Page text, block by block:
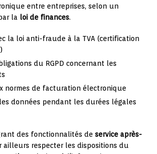
entre entreprises, selon un
la loi de finances.
la loi anti-fraude à la TVA (certification
du RGPD concernant les
normes de facturation électronique
données pendant les durées légales
des fonctionnalités de service après-
ailleurs respecter les dispositions du